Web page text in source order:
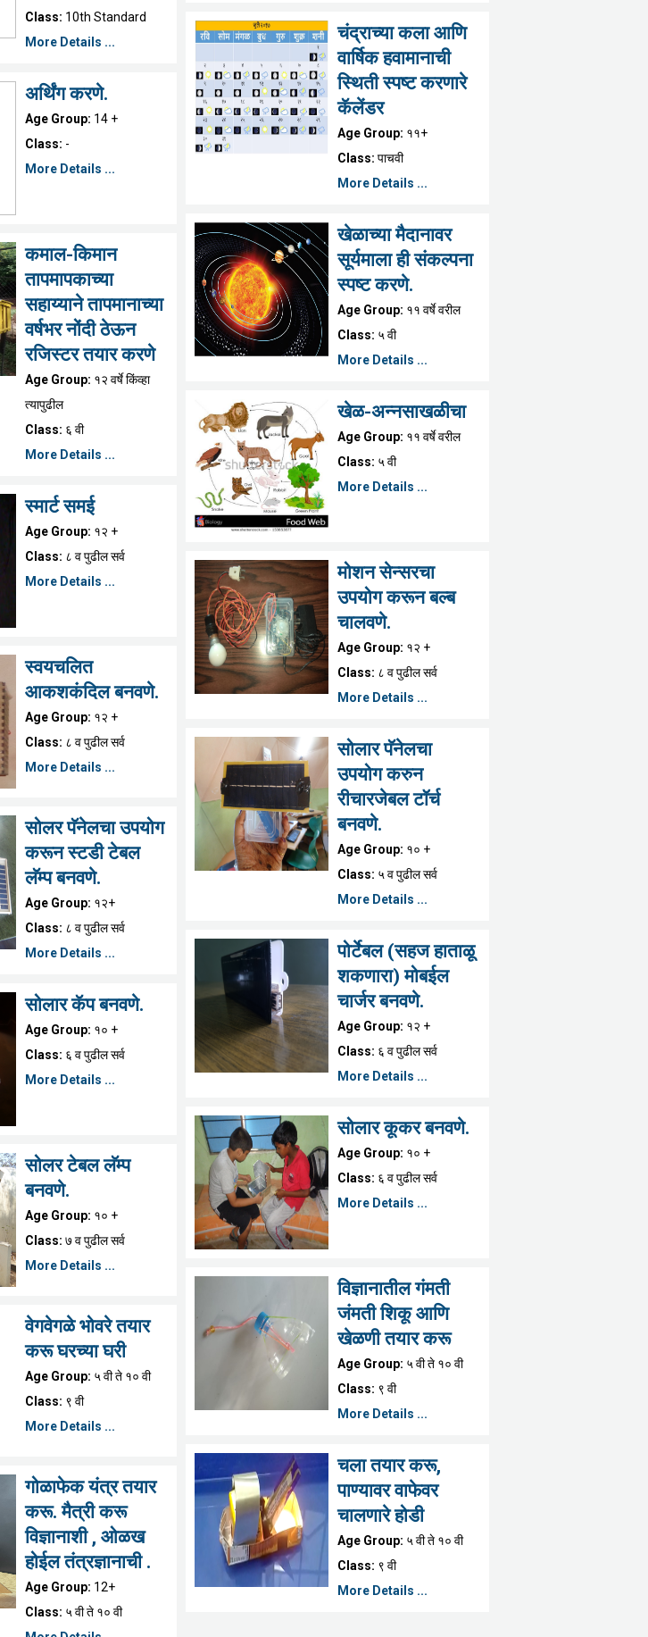
Class: 10th Standard
More Details ...
चंद्राच्या कला आणि
वार्षिक हवामानाची
स्थिती स्पष्ट करणारे
कॅलेंडर
Age Group: ११+
Class: पाचवी
More Details ...
अर्थिंग करणे.
Age Group: 14 +
Class: -
More Details ...
खेळाच्या मैदानावर
सूर्यमाला ही संकल्पना
स्पष्ट करणे.
Age Group: ११ वर्षे वरील
Class: ५ वी
More Details ...
कमाल-किमान
तापमापकाच्या
सहाय्याने तापमानाच्या
वर्षभर नोंदी ठेऊन
रजिस्टर तयार करणे
Age Group: १२ वर्षे किंव्हा
त्यापुढील
Class: ६ वी
More Details ...
खेळ-अन्नसाखळीचा
Age Group: ११ वर्षे वरील
Class: ५ वी
More Details ...
स्मार्ट समई
Age Group: १२ +
Class: ८ व पुढील सर्व
More Details ...
मोशन सेन्सरचा
उपयोग करून बल्ब
चालवणे.
Age Group: १२ +
Class: ८ व पुढील सर्व
More Details ...
स्वयचलित
आकशकंदिल बनवणे.
Age Group: १२ +
Class: ८ व पुढील सर्व
More Details ...
सोलार पॅनेलचा
उपयोग करुन
रीचारजेबल टॉर्च
बनवणे.
Age Group: १० +
Class: ५ व पुढील सर्व
More Details ...
सोलर पॅनेलचा उपयोग
करून स्टडी टेबल
लॅम्प बनवणे.
Age Group: १२+
Class: ८ व पुढील सर्व
More Details ...
पोर्टेबल (सहज हाताळू
शकणारा) मोबईल
चार्जर बनवणे.
Age Group: १२ +
Class: ६ व पुढील सर्व
More Details ...
सोलार कॅप बनवणे.
Age Group: १० +
Class: ६ व पुढील सर्व
More Details ...
सोलार कूकर बनवणे.
Age Group: १० +
Class: ६ व पुढील सर्व
More Details ...
सोलर टेबल लॅम्प
बनवणे.
Age Group: १० +
Class: ७ व पुढील सर्व
More Details ...
विज्ञानातील गंमती
जंमती शिकू आणि
खेळणी तयार करू
Age Group: ५ वी ते १० वी
Class: ९ वी
More Details ...
वेगवेगळे भोवरे तयार
करू घरच्या घरी
Age Group: ५ वी ते १० वी
Class: ९ वी
More Details ...
चला तयार करू,
पाण्यावर वाफेवर
चालणारे होडी
Age Group: ५ वी ते १० वी
Class: ९ वी
More Details ...
गोळाफेक यंत्र तयार
करू. मैत्री करू
विज्ञानाशी , ओळख
होईल तंत्रज्ञानाची .
Age Group: 12+
Class: ५ वी ते १० वी